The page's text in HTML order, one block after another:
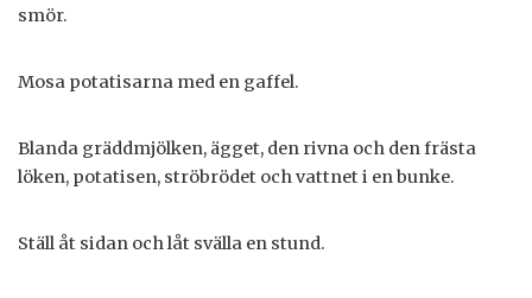
smör.
Mosa potatisarna med en gaffel.
Blanda gräddmjölken, ägget, den rivna och den frästa
löken, potatisen, ströbrödet och vattnet i en bunke.
Ställ åt sidan och låt svälla en stund.